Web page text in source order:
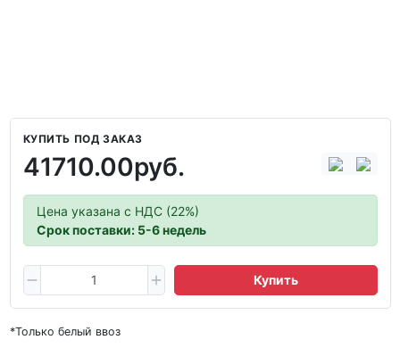
КУПИТЬ ПОД ЗАКАЗ
41710.00руб.
Цена указана с НДС (22%)
Срок поставки: 5-6 недель
Купить
*Только белый ввоз